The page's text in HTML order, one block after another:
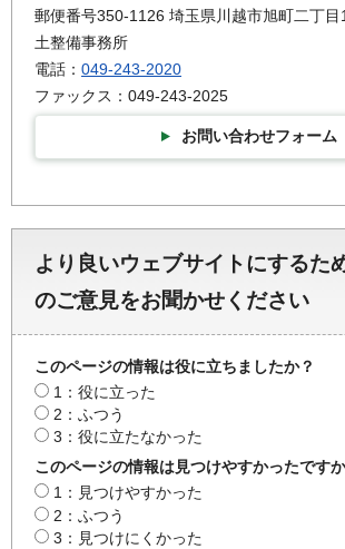
郵便番号350-1126 埼玉県川越市旭町二丁
土整備事務所
電話： 049-243-2020
ファックス：049-243-2025
お問い合わせフォーム
より良いウェブサイトにするた
のご意見をお聞かせください
このページの情報は役に立ちましたか？
1：役に立った
2：ふつう
3：役に立たなかった
このページの情報は見つけやすかったです
1：見つけやすかった
2：ふつう
3：見つけにくかった